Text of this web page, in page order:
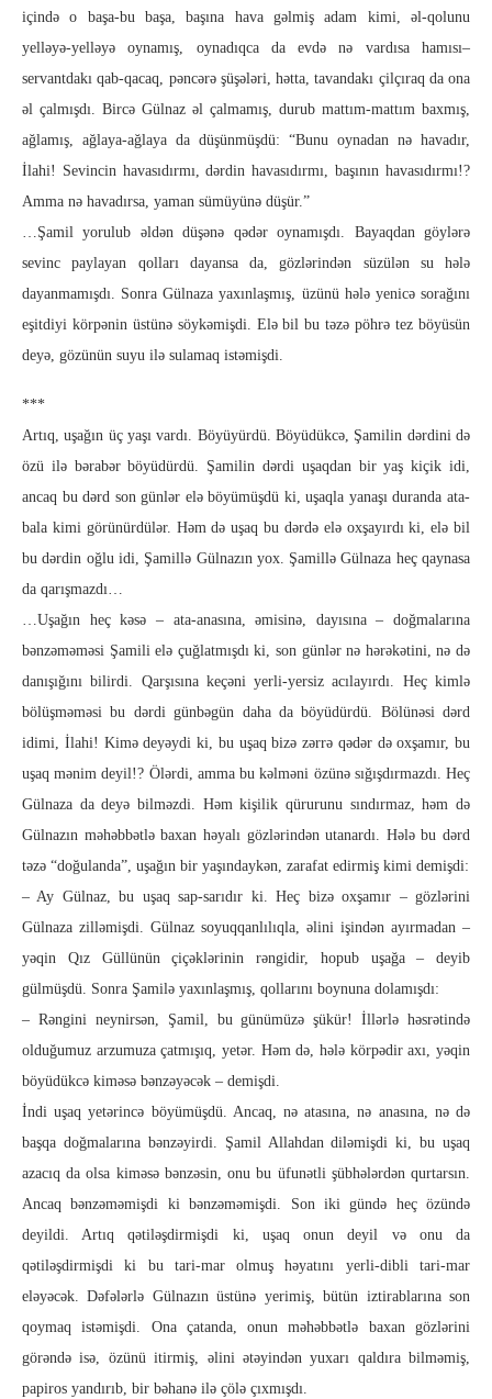
içində o başa-bu başa, başına hava gəlmiş adam kimi, əl-qolunu
yelləyə-yelləyə oynamış, oynadıqca da evdə nə vardısa hamısı–
servantdakı qab-qacaq, pəncərə şüşələri, hətta, tavandakı çilçıraq da ona
əl çalmışdı. Bircə Gülnaz əl çalmamış, durub mattım-mattım baxmış,
ağlamış, ağlaya-ağlaya da düşünmüşdü: “Bunu oynadan nə havadır,
İlahi! Sevincin havasıdırmı, dərdin havasıdırmı, başının havasıdırmı!?
Amma nə havadırsa, yaman sümüyünə düşür.”
…Şamil yorulub əldən düşənə qədər oynamışdı. Bayaqdan göylərə
sevinc paylayan qolları dayansa da, gözlərindən süzülən su hələ
dayanmamışdı. Sonra Gülnaza yaxınlaşmış, üzünü hələ yenicə sorağını
eşitdiyi körpənin üstünə söykəmişdi. Elə bil bu təzə pöhrə tez böyüsün
deyə, gözünün suyu ilə sulamaq istəmişdi.
***
Artıq, uşağın üç yaşı vardı. Böyüyürdü. Böyüdükcə, Şamilin dərdini də
özü ilə bərabər böyüdürdü. Şamilin dərdi uşaqdan bir yaş kiçik idi,
ancaq bu dərd son günlər elə böyümüşdü ki, uşaqla yanaşı duranda ata-
bala kimi görünürdülər. Həm də uşaq bu dərdə elə oxşayırdı ki, elə bil
bu dərdin oğlu idi, Şamillə Gülnazın yox. Şamillə Gülnaza heç qaynasa
da qarışmazdı…
…Uşağın heç kəsə – ata-anasına, əmisinə, dayısına – doğmalarına
bənzəməməsi Şamili elə çuğlatmışdı ki, son günlər nə hərəkətini, nə də
danışığını bilirdi. Qarşısına keçəni yerli-yersiz acılayırdı. Heç kimlə
bölüşməməsi bu dərdi günbəgün daha da böyüdürdü. Bölünəsi dərd
idimi, İlahi! Kimə deyəydi ki, bu uşaq bizə zərrə qədər də oxşamır, bu
uşaq mənim deyil!? Ölərdi, amma bu kəlməni özünə sığışdırmazdı. Heç
Gülnaza da deyə bilməzdi. Həm kişilik qürurunu sındırmaz, həm də
Gülnazın məhəbbətlə baxan həyalı gözlərindən utanardı. Hələ bu dərd
təzə “doğulanda”, uşağın bir yaşındaykən, zarafat edirmiş kimi demişdi:
– Ay Gülnaz, bu uşaq sap-sarıdır ki. Heç bizə oxşamır – gözlərini
Gülnaza zilləmişdi. Gülnaz soyuqqanlılıqla, əlini işindən ayırmadan –
yəqin Qız Güllünün çiçəklərinin rəngidir, hopub uşağa – deyib
gülmüşdü. Sonra Şamilə yaxınlaşmış, qollarını boynuna dolamışdı:
– Rəngini neynirsən, Şamil, bu günümüzə şükür! İllərlə həsrətində
olduğumuz arzumuza çatmışıq, yetər. Həm də, hələ körpədir axı, yəqin
böyüdükcə kiməsə bənzəyəcək – demişdi.
İndi uşaq yetərincə böyümüşdü. Ancaq, nə atasına, nə anasına, nə də
başqa doğmalarına bənzəyirdi. Şamil Allahdan diləmişdi ki, bu uşaq
azacıq da olsa kiməsə bənzəsin, onu bu üfunətli şübhələrdən qurtarsın.
Ancaq bənzəməmişdi ki bənzəməmişdi. Son iki gündə heç özündə
deyildi. Artıq qətiləşdirmişdi ki, uşaq onun deyil və onu da
qətiləşdirmişdi ki bu tari-mar olmuş həyatını yerli-dibli tari-mar
eləyəcək. Dəfələrlə Gülnazın üstünə yerimiş, bütün iztirablarına son
qoymaq istəmişdi. Ona çatanda, onun məhəbbətlə baxan gözlərini
görəndə isə, özünü itirmiş, əlini ətəyindən yuxarı qaldıra bilməmiş,
papiros yandırıb, bir bəhanə ilə çölə çıxmışdı.